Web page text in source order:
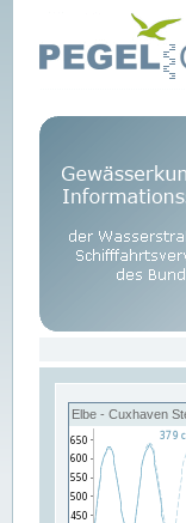
Elbe - Cuxhaven